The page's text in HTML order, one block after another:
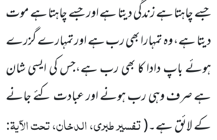
جسے چاہتا ہے زندگی دیتا ہے اور جسے چاہتا ہے موت
دیتا ہے، وہ تمہارا بھی رب ہے اور تمہارے گزرے
ہوئے باپ دادا کا بھی رب ہے،جس کی ایسی شان
ہے صرف وہی رب ہونے اور عبادت کئے جانے
کے لائق ہے۔(تفسیر طبری، الدخان، تحت الآیۃ: